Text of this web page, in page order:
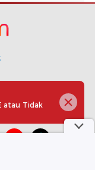
Kotak Pos
atau Tidak